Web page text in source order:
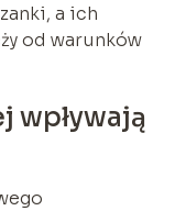
a ich
od warunków
wpływają